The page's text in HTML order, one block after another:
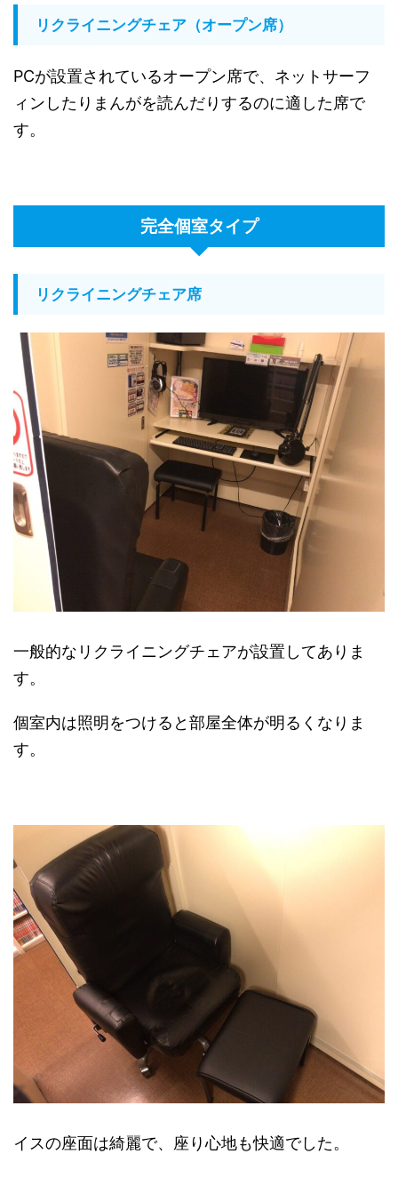
リクライニングチェア（オープン席）
PCが設置されているオープン席で、ネットサーフ
ィンしたりまんがを読んだりするのに適した席で
す。
完全個室タイプ
リクライニングチェア席
一般的なリクライニングチェアが設置してありま
す。
個室内は照明をつけると部屋全体が明るくなりま
す。
イスの座面は綺麗で、座り心地も快適でした。